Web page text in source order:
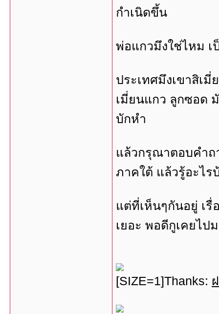
กำเนิดขึ้น
พ่อแกวมึงใช่ไหม
ประเทศมึงเขาสิเ
เมี่ยนแกว ลูกซอด
บักหำ
แล้วกรุณาตอบคำถ
ภาคใต้ แล้วรู้อะไร
แต่ที่เห็นๆกันอยู่ เรื่
เยอะ พอดีกูเคยไป
[SIZE=1]Thanks: